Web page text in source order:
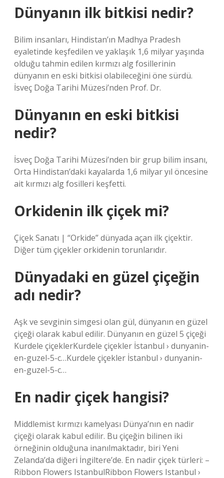
Dünyanın ilk bitkisi nedir?
Bilim insanları, Hindistan’ın Madhya Pradesh
eyaletinde keşfedilen ve yaklaşık 1,6 milyar yaşında
olduğu tahmin edilen kırmızı alg fosillerinin
dünyanın en eski bitkisi olabileceğini öne sürdü.
İsveç Doğa Tarihi Müzesi’nden Prof. Dr.
Dünyanın en eski bitkisi
nedir?
İsveç Doğa Tarihi Müzesi’nden bir grup bilim insanı,
Orta Hindistan’daki kayalarda 1,6 milyar yıl öncesine
ait kırmızı alg fosilleri keşfetti.
Orkidenin ilk çiçek mi?
Çiçek Sanatı | “Orkide” dünyada açan ilk çiçektir.
Diğer tüm çiçekler orkidenin torunlarıdır.
Dünyadaki en güzel çiçeğin
adı nedir?
Aşk ve sevginin simgesi olan gül, dünyanın en güzel
çiçeği olarak kabul edilir. Dünyanın en güzel 5 çiçeği
Kurdele çiçeklerKurdele çiçekler İstanbul › dunyanin-
en-guzel-5-c…Kurdele çiçekler İstanbul › dunyanin-
en-guzel-5-c…
En nadir çiçek hangisi?
Middlemist kırmızı kamelyası Dünya’nın en nadir
çiçeği olarak kabul edilir. Bu çiçeğin bilinen iki
örneğinin olduğuna inanılmaktadır, biri Yeni
Zelanda’da diğeri İngiltere’de. En nadir çiçek türleri: –
Ribbon Flowers IstanbulRibbon Flowers Istanbul ›